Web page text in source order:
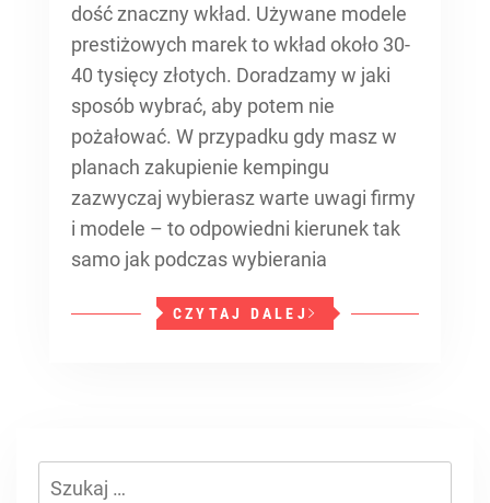
dość znaczny wkład. Używane modele
prestiżowych marek to wkład około 30-
40 tysięcy złotych. Doradzamy w jaki
sposób wybrać, aby potem nie
pożałować. W przypadku gdy masz w
planach zakupienie kempingu
zazwyczaj wybierasz warte uwagi firmy
i modele – to odpowiedni kierunek tak
samo jak podczas wybierania
CZYTAJ DALEJ
Szukaj: